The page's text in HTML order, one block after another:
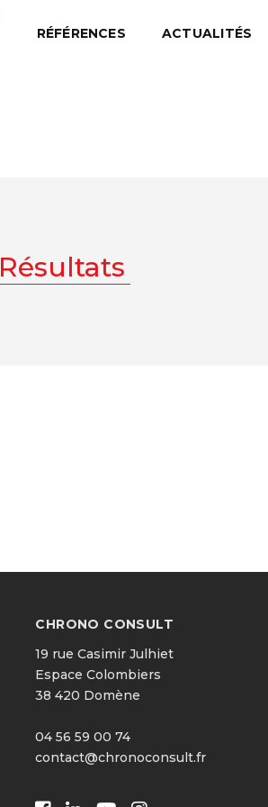
RÉFÉRENCES ACTUALITÉS
Résultats
CHRONO CONSULT
19 rue Casimir Julhiet
Espace Colombiers
38 420 Domène
04 56 59 00 74
contact@chronoconsult.fr